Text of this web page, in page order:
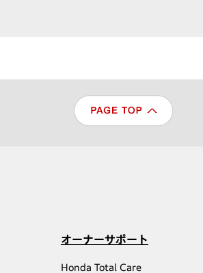
オーナーサポート
Honda Total Care